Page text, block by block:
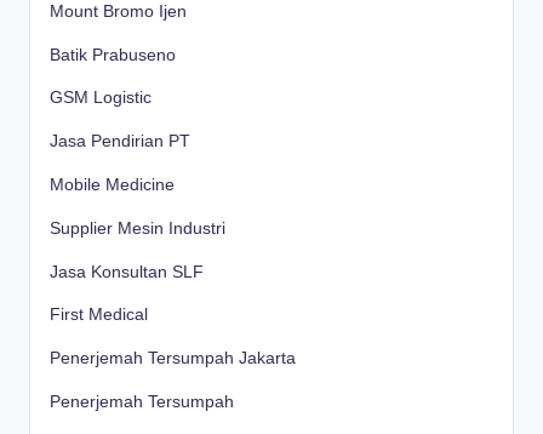
Mount Bromo Ijen
Batik Prabuseno
GSM Logistic
Jasa Pendirian PT
Mobile Medicine
Supplier Mesin Industri
Jasa Konsultan SLF
First Medical
Penerjemah Tersumpah Jakarta
Penerjemah Tersumpah